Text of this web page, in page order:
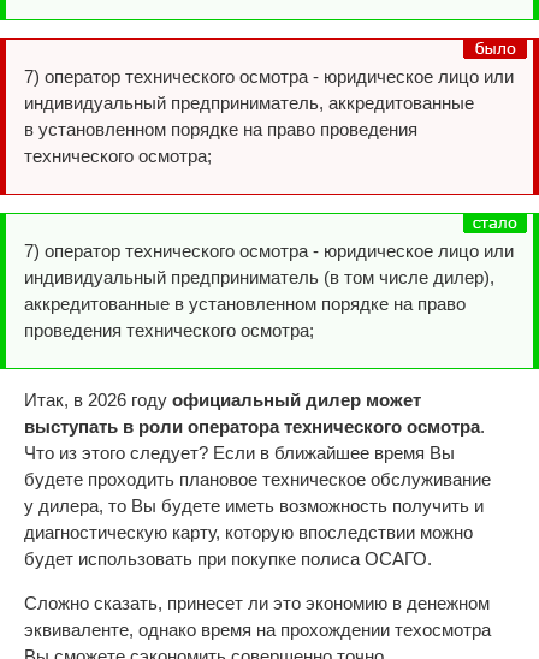
7) оператор технического осмотра - юридическое лицо или
индивидуальный предприниматель, аккредитованные
в установленном порядке на право проведения
технического осмотра;
7) оператор технического осмотра - юридическое лицо или
индивидуальный предприниматель (в том числе дилер),
аккредитованные в установленном порядке на право
проведения технического осмотра;
Итак, в 2026 году официальный дилер может
выступать в роли оператора технического осмотра.
Что из этого следует? Если в ближайшее время Вы
будете проходить плановое техническое обслуживание
у дилера, то Вы будете иметь возможность получить и
диагностическую карту, которую впоследствии можно
будет использовать при покупке полиса ОСАГО.
Сложно сказать, принесет ли это экономию в денежном
эквиваленте, однако время на прохождении техосмотра